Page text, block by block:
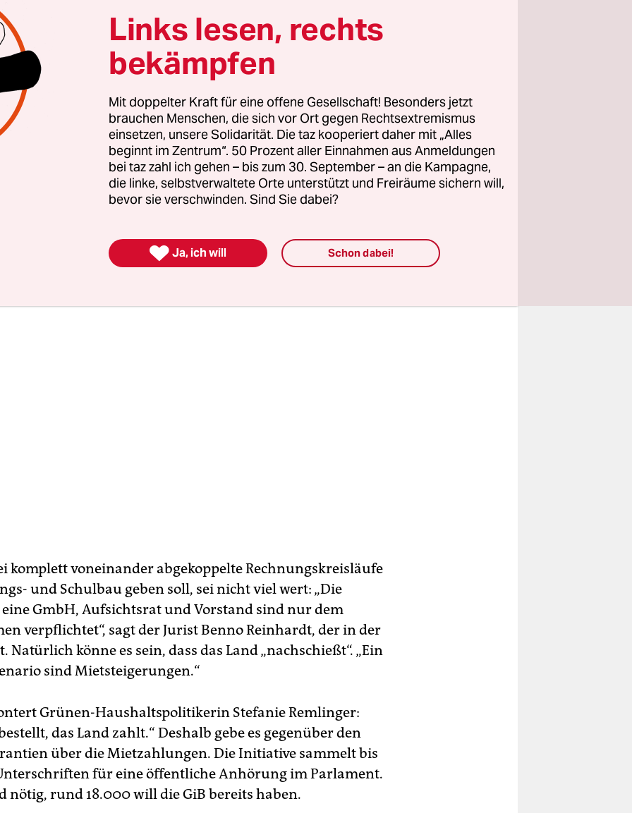
will bis 2026 5,5 Milliarden Euro in
Schulen investieren. Dabei soll das landeseigene
Howoge helfen: Elf große Sanierungsfälle
Schmid-Schule sowie rund 30 Neubauvorhaben soll es
Investitionsvolumen: eine Milliarde Euro, finanziert
Die Howoge erhält dafür die Grundstücke per
für 33 Jahre, der Bezirk garantiert die Miete. Doch gegen
formiert sich
Widerstand, organisiert von der Initiative
in BürgerInnenhand (GiB).
Etwa dann, wenn Baumaßnahmen teurer würden als
komplett von­ein­ander abgekoppelte Rechnungskreisläufe
und Schulbau geben soll, sei nicht viel wert: „Die
eine GmbH, Aufsichtsrat und Vorstand sind nur dem
verpflichtet“, sagt der Jurist Benno Reinhardt, der in der
Natürlich könne es sein, dass das Land „nachschießt“. „Ein
sind Mietsteigerungen.“
Grünen-Haushaltspolitikerin Stefanie Remlinger:
das Land zahlt.“ Deshalb gebe es gegenüber den
über die Mietzahlungen. Die Initiative sammelt bis
für eine öffentliche Anhörung im Parlament.
­nötig, rund 18.000 will die GiB bereits haben.
Links lesen, rechts
bekämpfen
Mit doppelter Kraft für eine offene Gesellschaft! Besonders jetzt
brauchen Menschen, die sich vor Ort gegen Rechtsextremismus
einsetzen, unsere Solidarität. Die taz kooperiert daher mit „Alles
beginnt im Zentrum“. 50 Prozent aller Einnahmen aus Anmeldungen
bei taz zahl ich gehen – bis zum 30. September – an die Kampagne,
die linke, selbstverwaltete Orte unterstützt und Freiräume sichern will,
bevor sie verschwinden. Sind Sie dabei?
 Ja, ich will Schon dabei!